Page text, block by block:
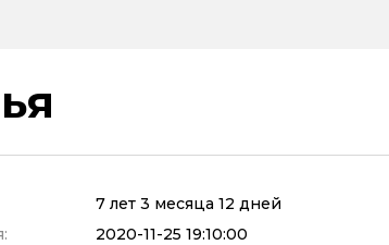
7 лет 3 месяца 12 дней
2020-11-25 19:10:00